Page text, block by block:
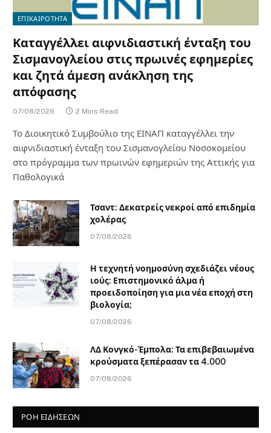
ΕΠΙΚΑΙΡΟΤΗΤΑ
Καταγγέλλει αιφνιδιαστική ένταξη του
Σισμανογλείου στις πρωινές εφημερίες
και ζητά άμεση ανάκληση της
απόφασης
07/08/2026 2 Mins Read
Το Διοικητικό Συμβούλιο της ΕΙΝΑΠ καταγγέλλει την
αιφνιδιαστική ένταξη του Σισμανογλείου Νοσοκομείου
στο πρόγραμμα των πρωινών εφημεριών της Αττικής για
Παθολογικά
Τσαντ: Δεκατρείς νεκροί από επιδημία
χολέρας
07/08/2026
Η τεχνητή νοημοσύνη σχεδιάζει νέους
ιούς: Επιστημονικό άλμα ή
προειδοποίηση για μια νέα εποχή στη
βιολογία;
07/08/2026
ΛΔ Κονγκό-Έμπολα: Τα επιβεβαιωμένα
κρούσματα ξεπέρασαν τα 4.000
07/08/2026
ΡΟΗ ΕΙΔΗΣΕΩΝ